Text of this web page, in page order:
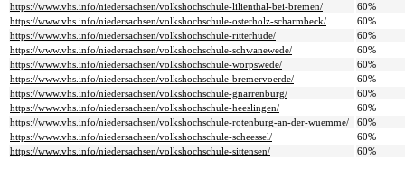
https://www.vhs.info/niedersachsen/volkshochschule-lilienthal-bei-bremen/
60%
https://www.vhs.info/niedersachsen/volkshochschule-osterholz-scharmbeck/
60%
https://www.vhs.info/niedersachsen/volkshochschule-ritterhude/
60%
https://www.vhs.info/niedersachsen/volkshochschule-schwanewede/
60%
https://www.vhs.info/niedersachsen/volkshochschule-worpswede/
60%
https://www.vhs.info/niedersachsen/volkshochschule-bremervoerde/
60%
https://www.vhs.info/niedersachsen/volkshochschule-gnarrenburg/
60%
https://www.vhs.info/niedersachsen/volkshochschule-heeslingen/
60%
https://www.vhs.info/niedersachsen/volkshochschule-rotenburg-an-der-wuemme/
60%
https://www.vhs.info/niedersachsen/volkshochschule-scheessel/
60%
https://www.vhs.info/niedersachsen/volkshochschule-sittensen/
60%